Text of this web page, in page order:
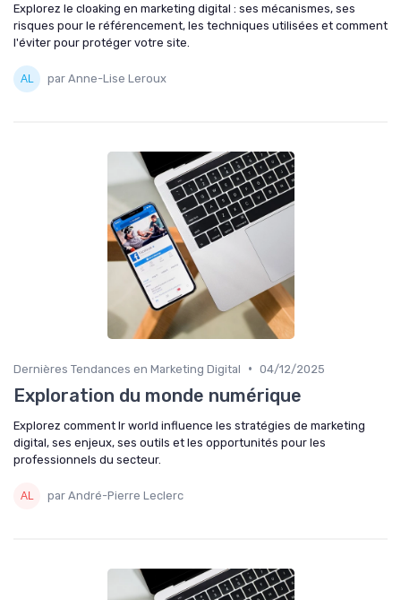
Explorez le cloaking en marketing digital : ses mécanismes, ses
risques pour le référencement, les techniques utilisées et comment
l'éviter pour protéger votre site.
par Anne-Lise Leroux
Dernières Tendances en Marketing Digital • 04/12/2025
Exploration du monde numérique
Explorez comment lr world influence les stratégies de marketing
digital, ses enjeux, ses outils et les opportunités pour les
professionnels du secteur.
par André-Pierre Leclerc